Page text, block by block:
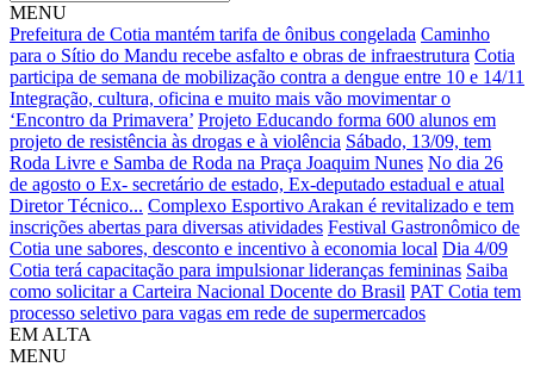
MENU
Prefeitura de Cotia mantém tarifa de ônibus congelada Caminho
para o Sítio do Mandu recebe asfalto e obras de infraestrutura Cotia
participa de semana de mobilização contra a dengue entre 10 e 14/11
Integração, cultura, oficina e muito mais vão movimentar o
‘Encontro da Primavera’ Projeto Educando forma 600 alunos em
projeto de resistência às drogas e à violência Sábado, 13/09, tem
Roda Livre e Samba de Roda na Praça Joaquim Nunes No dia 26
de agosto o Ex- secretário de estado, Ex-deputado estadual e atual
Diretor Técnico... Complexo Esportivo Arakan é revitalizado e tem
inscrições abertas para diversas atividades Festival Gastronômico de
Cotia une sabores, desconto e incentivo à economia local Dia 4/09
Cotia terá capacitação para impulsionar lideranças femininas Saiba
como solicitar a Carteira Nacional Docente do Brasil PAT Cotia tem
processo seletivo para vagas em rede de supermercados
EM ALTA
MENU